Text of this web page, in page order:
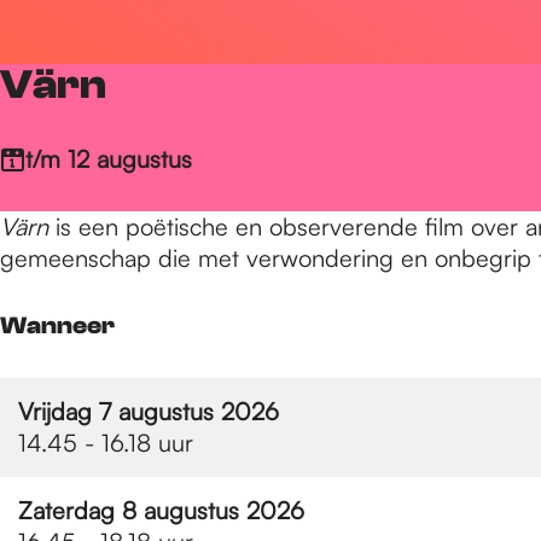
Värn
t/m 12 augustus
Värnis een poëtische en observerende film over
gemeenschap die met verwondering en onbegrip
Wanneer
Vrijdag 7 augustus 2026
14.45 - 16.18 uur
Zaterdag 8 augustus 2026